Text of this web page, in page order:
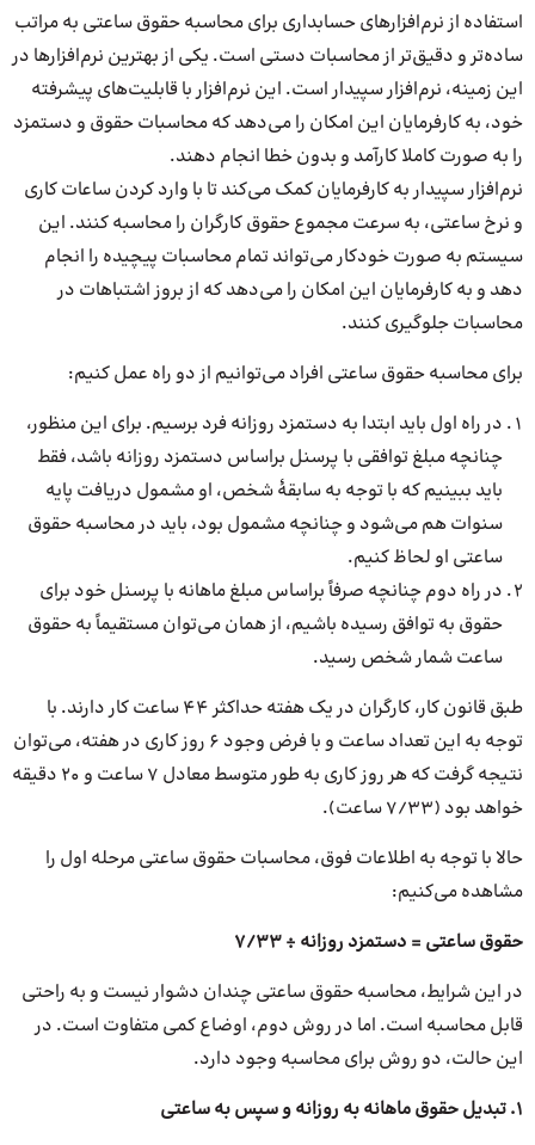
استفاده از نرم‌افزارهای حسابداری برای محاسبه حقوق ساعتی به مراتب
ساده‌تر و دقیق‌تر از محاسبات دستی است. یکی از بهترین نرم‌افزارها در
این زمینه، نرم‌افزار سپیدار است. این نرم‌افزار با قابلیت‌های پیشرفته
خود، به کارفرمایان این امکان را می‌دهد که محاسبات حقوق و دستمزد
را به صورت کاملا کارآمد و بدون خطا انجام دهند.
نرم‌افزار سپیدار به کارفرمایان کمک می‌کند تا با وارد کردن ساعات کاری
و نرخ ساعتی، به سرعت مجموع حقوق کارگران را محاسبه کنند. این
سیستم به صورت خودکار می‌تواند تمام محاسبات پیچیده را انجام
دهد و به کارفرمایان این امکان را می‌دهد که از بروز اشتباهات در
محاسبات جلوگیری کنند.
برای محاسبه حقوق ساعتی افراد می‌توانیم از دو راه عمل کنیم:
در راه اول باید ابتدا به دستمزد روزانه فرد برسیم. برای این منظور،
چنانچه مبلغ توافقی با پرسنل بر‌اساس دستمزد روزانه باشد، فقط
باید ببینیم که با توجه به سابقۀ شخص، او مشمول دریافت پایه
سنوات هم می‌شود و چنانچه مشمول بود، باید در محاسبه حقوق
ساعتی او لحاظ کنیم.
در راه دوم چنانچه صرفاً براساس مبلغ ماهانه با پرسنل خود برای
حقوق به توافق رسیده باشیم، از همان می‌توان مستقیماً به حقوق
ساعت شمار شخص رسید.
طبق قانون کار، کارگران در یک هفته حداکثر ۴۴ ساعت کار دارند. با
توجه به این تعداد ساعت و با فرض وجود ۶ روز کاری در هفته، می‌توان
نتیجه گرفت که هر روز کاری به طور متوسط معادل ۷ ساعت و ۲۰ دقیقه
خواهد بود (۷/۳۳ ساعت).
حالا با توجه به اطلاعات فوق، محاسبات حقوق ساعتی مرحله اول را
مشاهده می‌کنیم:
حقوق ساعتی = دستمزد روزانه ÷ ۷/۳۳
در این شرایط، محاسبه حقوق ساعتی چندان دشوار نیست و به راحتی
قابل محاسبه است. اما در روش دوم، اوضاع کمی متفاوت است. در
این حالت، دو روش برای محاسبه وجود دارد.
۱. تبدیل حقوق ماهانه به روزانه و سپس به ساعتی